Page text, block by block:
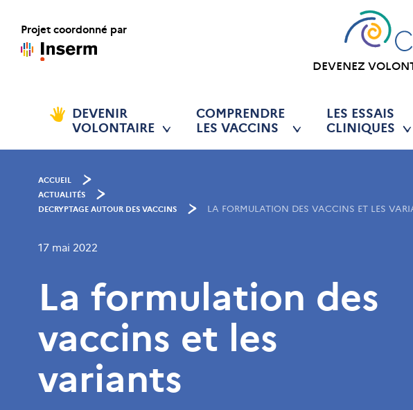
Projet coordonné par
DEVENEZ
DEVENIR
VOLONTAIRE
COMPRENDRE
LES VACCINS
LES ESSAIS
CLINIQUES
ACCUEIL
ACTUALITÉS
DECRYPTAGE AUTOUR DES VACCINS
LA FORMULATION DES VACCINS ET LES
17 mai 2022
La formulation des
vaccins et les
variants